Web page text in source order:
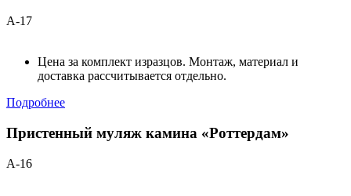
А-17
Цена за комплект изразцов. Монтаж, материал и
доставка рассчитывается отдельно.
Подробнее
Пристенный муляж камина «Роттердам»
А-16